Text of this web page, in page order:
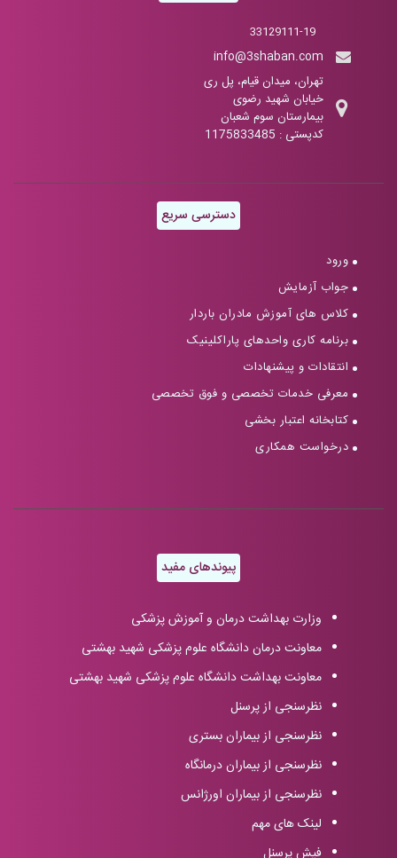
33129111-19
info@3shaban.com
تهران، میدان قیام، پل ری
خیابان شهید رضوی
بیمارستان سوم شعبان
کدپستی : 1175833485
دسترسی سریع
ورود
جواب آزمایش
کلاس های آموزش مادران باردار
برنامه کاری واحدهای پاراکلینیک
انتقادات و پیشنهادات
معرفی خدمات تخصصی و فوق تخصصی
کتابخانه اعتبار بخشی
درخواست همکاری
پیوندهای مفید
وزارت بهداشت درمان و آموزش پزشکی
معاونت درمان دانشگاه علوم پزشکی شهید بهشتی
معاونت بهداشت دانشگاه علوم پزشکی شهید بهشتی
نظرسنجی از پرسنل
نظرسنجی از بیماران بستری
نظرسنجی از بیماران درمانگاه
نظرسنجی از بیماران اورژانس
لینک های مهم
فیش پرسنل